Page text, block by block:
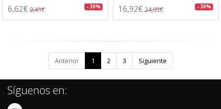
6,62€ 9,41€ - 30% 16,92€ 24,05€ - 30%
Anterior 1 2 3 Siguiente
Síguenos en: